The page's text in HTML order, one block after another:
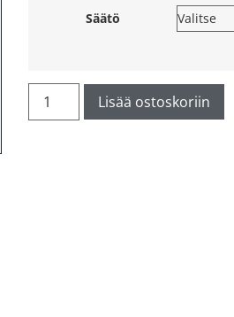
Säätö
Lisää ostoskoriin